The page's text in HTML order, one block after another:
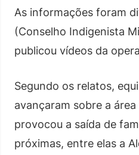
As informações foram
(Conselho Indigenista
publicou vídeos da
Segundo os relatos,
avançaram sobre a
provocou a saída de
próximas, entre elas a